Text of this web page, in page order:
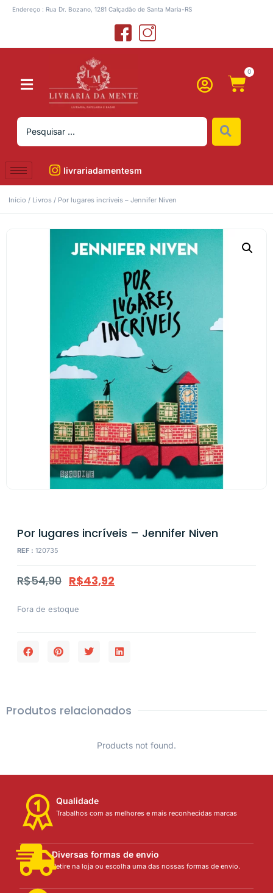
Endereço : Rua Dr. Bozano, 1281 Calçadão de Santa Maria-RS
0
livrariadamentesm
Início / Livros / Por lugares incríveis – Jennifer Niven
Por lugares incríveis – Jennifer Niven
REF : 120735
R$54,90 R$43,92
Fora de estoque
Produtos relacionados
Products not found.
Qualidade
Trabalhos com as melhores e mais reconhecidas marcas
Diversas formas de envio
Retire na loja ou escolha uma das nossas formas de envio.